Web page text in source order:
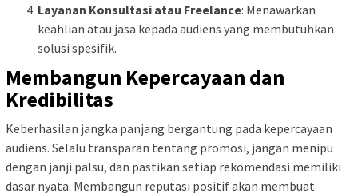
Layanan Konsultasi atau Freelance: Menawarkan
keahlian atau jasa kepada audiens yang membutuhkan
solusi spesifik.
Membangun Kepercayaan dan
Kredibilitas
Keberhasilan jangka panjang bergantung pada kepercayaan
audiens. Selalu transparan tentang promosi, jangan menipu
dengan janji palsu, dan pastikan setiap rekomendasi memiliki
dasar nyata. Membangun reputasi positif akan membuat